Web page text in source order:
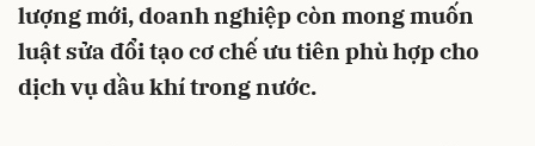
lượng mới, doanh nghiệp còn mong muốn
luật sửa đổi tạo cơ chế ưu tiên phù hợp cho
dịch vụ dầu khí trong nước.